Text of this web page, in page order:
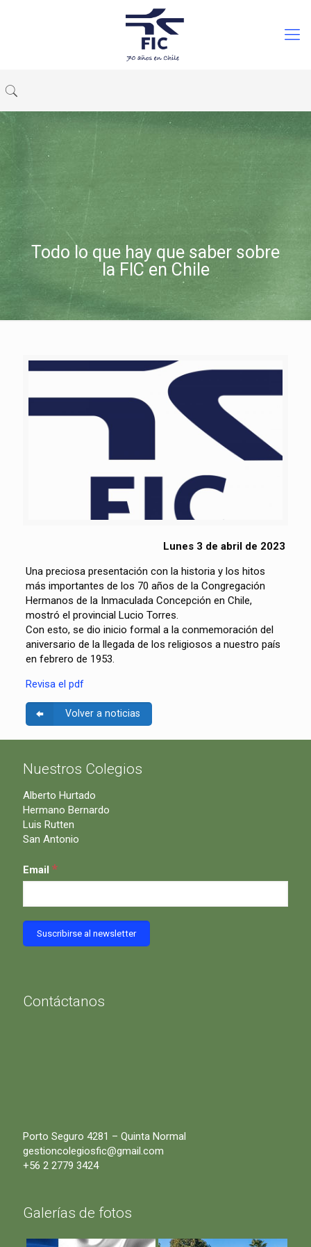
Todo lo que hay que saber sobre
la FIC en Chile
Lunes 3 de abril de 2023
Una preciosa presentación con la historia y los hitos
más importantes de los 70 años de la Congregación
Hermanos de la Inmaculada Concepción en Chile,
mostró el provincial Lucio Torres.
Con esto, se dio inicio formal a la conmemoración del
aniversario de la llegada de los religiosos a nuestro país
en febrero de 1953.
Revisa el pdf
Volver a noticias
Nuestros Colegios
Alberto Hurtado
Hermano Bernardo
Luis Rutten
San Antonio
Email *
Contáctanos
Porto Seguro 4281 – Quinta Normal
gestioncolegiosfic@gmail.com
+56 2 2779 3424
Galerías de fotos